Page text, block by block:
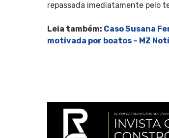
repassada imediatamente pelo
Leia também: Caso Susana
motivada por boatos – MZ